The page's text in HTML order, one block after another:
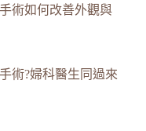
術如何改善外觀與
術?婦科醫生同過來